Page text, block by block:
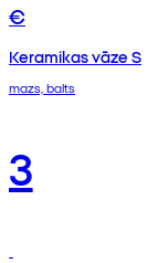
€
Keramikas vāze S
mazs, balts
3